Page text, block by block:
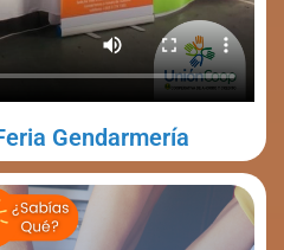
Gendarmería